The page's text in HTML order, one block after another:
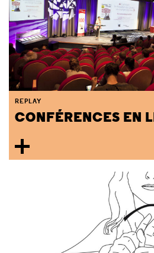
CONFÉRENCES EN
REPLAY